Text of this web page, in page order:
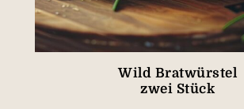
M
e
n
Wild Bratwürstel
zwei Stück